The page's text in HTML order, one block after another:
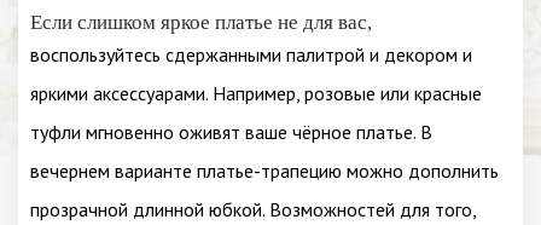
Если слишком яркое платье не для вас,
воспользуйтесь сдержанными палитрой и декором и
яркими аксессуарами. Например, розовые или красные
туфли мгновенно оживят ваше чёрное платье. В
вечернем варианте платье-трапецию можно дополнить
прозрачной длинной юбкой. Возможностей для того,